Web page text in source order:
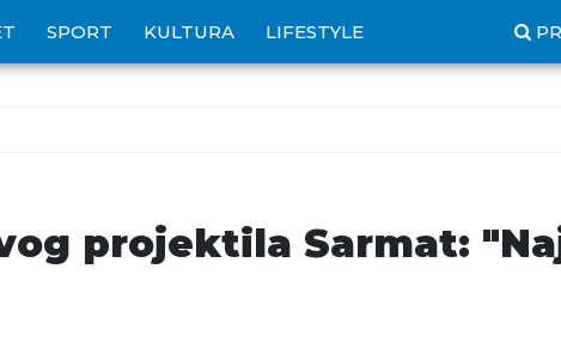
SPORT KULTURA LIFESTYLE
projektila Sarmat: